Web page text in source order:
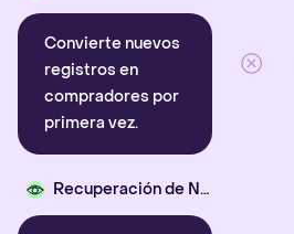
Convierte nuevos
registros en
compradores por
primera vez.
Recuperación de Navegación